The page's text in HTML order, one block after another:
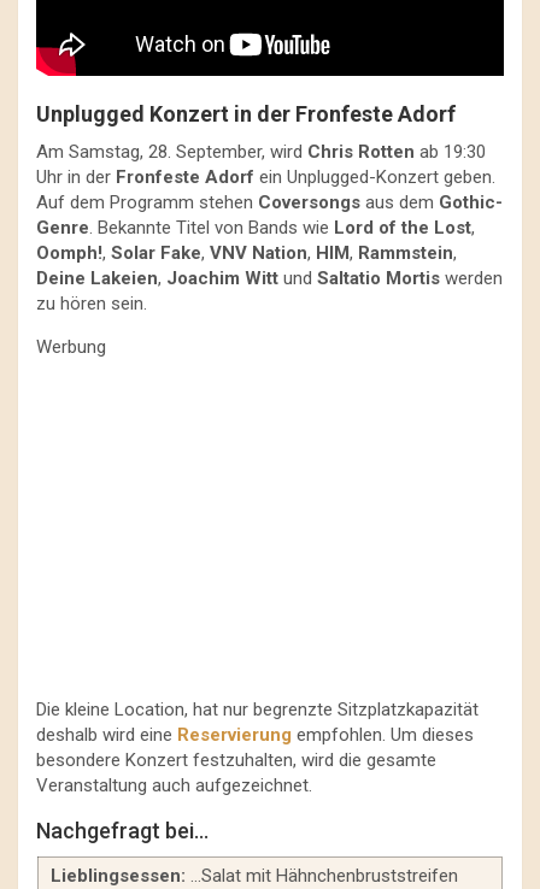
Unplugged Konzert in der Fronfeste Adorf
Am Samstag, 28. September, wird Chris Rotten ab 19:30
Uhr in der Fronfeste Adorf ein Unplugged-Konzert geben.
Auf dem Programm stehen Coversongs aus dem Gothic-
Genre. Bekannte Titel von Bands wie Lord of the Lost,
Oomph!, Solar Fake, VNV Nation, HIM, Rammstein,
Deine Lakeien, Joachim Witt und Saltatio Mortis werden
zu hören sein.
Werbung
Die kleine Location, hat nur begrenzte Sitzplatzkapazität
deshalb wird eine Reservierung empfohlen. Um dieses
besondere Konzert festzuhalten, wird die gesamte
Veranstaltung auch aufgezeichnet.
Nachgefragt bei…
Lieblingsessen: …Salat mit Hähnchenbruststreifen